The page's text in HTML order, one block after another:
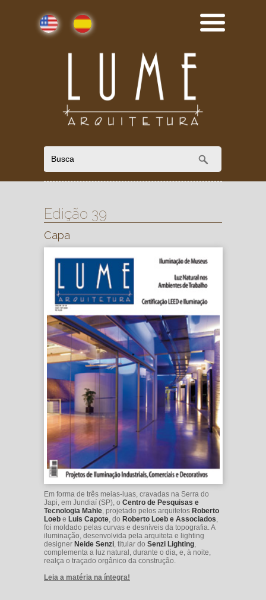
English Español
Edição 39
Capa
Em forma de três meias-luas, cravadas na Serra do
Japi, em Jundiaí (SP), o Centro de Pesquisas e
Tecnologia Mahle , projetado pelos arquitetos Roberto
Loeb e Luis Capote , do Roberto Loeb e Associados
foi moldado pelas curvas e desníveis da topografia. A
iluminação, desenvolvida pela arquiteta e lighting
designer Neide Senzi , titular do Senzi Lighting
complementa a luz natural, durante o dia, e, à noite,
realça o traçado orgânico da construção.
Leia a matéria na íntegra!